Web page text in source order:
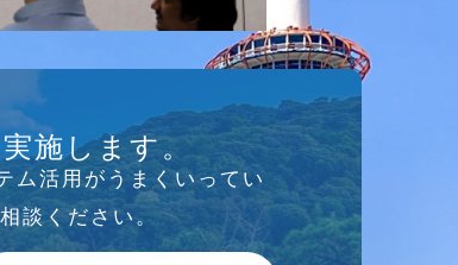
施します。
ム活⽤がうまくいってい
談ください。